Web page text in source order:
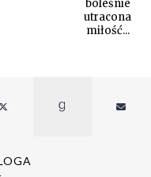
boleśnie
utracona
miłość...